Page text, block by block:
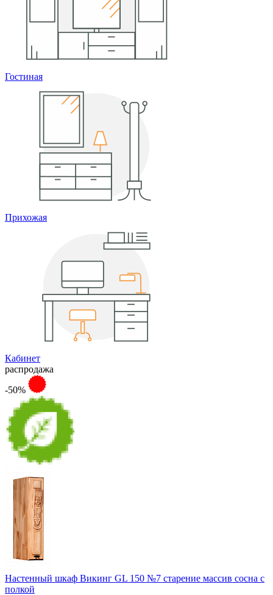
Гостиная
Прихожая
Кабинет
распродажа
-50%
Настенный шкаф Викинг GL 150 №7 старение массив сосна с
полкой